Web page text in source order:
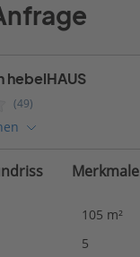
hebelHAUS
(49)
Merkmale
105 m²
5